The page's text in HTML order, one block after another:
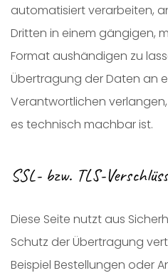
automatisiert verarbeiten,
Dritten in einem gängigen,
Format aushändigen zu
Übertragung der Daten an
Verantwortlichen
es technisch machbar ist.
SSL- bzw. TLS-
Diese Seite nutzt aus
Schutz der Übertragung
Beispiel Bestellungen oder